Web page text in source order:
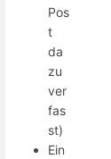
Pos
t
da
zu
ver
fas
st)
Ein